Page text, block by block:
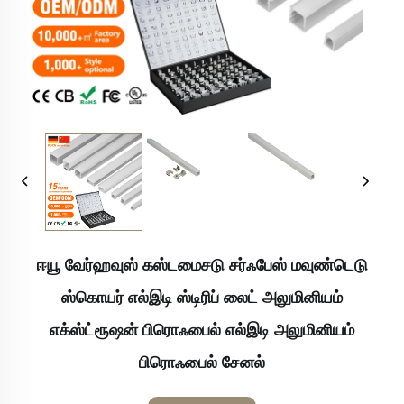
ஈயூ வேர்ஹவுஸ் கஸ்டமைசடு சர்ஃபேஸ் மவுண்டெடு
ஸ்கொயர் எல்இடி ஸ்டிரிப் லைட் அலுமினியம்
எக்ஸ்ட்ரூஷன் பிரொஃபைல் எல்இடி அலுமினியம்
பிரொஃபைல் சேனல்